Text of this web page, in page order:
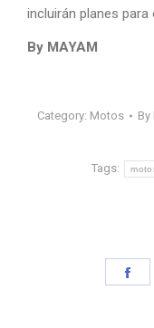
incluirán planes
By MAYAM
Category: Motos By
Tags: